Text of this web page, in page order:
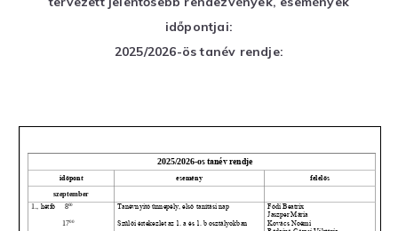
időpontjai:
2025/2026-ös tanév rendje: